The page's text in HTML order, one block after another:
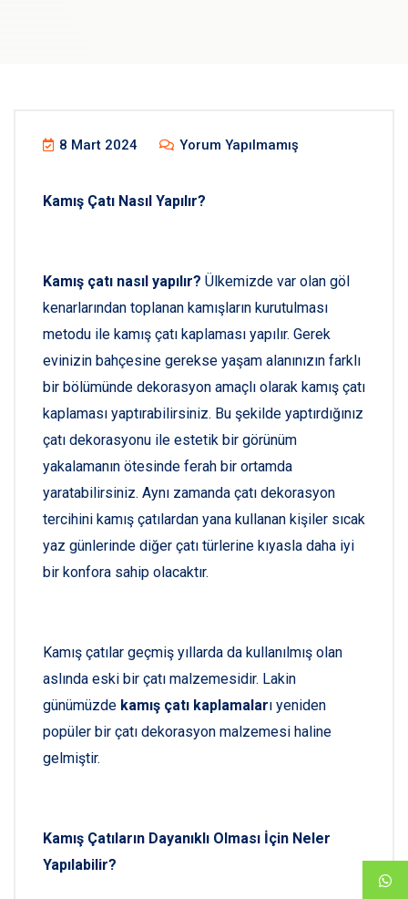
8 Mart 2024 Yorum Yapılmamış
Kamış Çatı Nasıl Yapılır?
Kamış çatı nasıl yapılır? Ülkemizde var olan göl
kenarlarından toplanan kamışların kurutulması
metodu ile kamış çatı kaplaması yapılır. Gerek
evinizin bahçesine gerekse yaşam alanınızın farklı
bir bölümünde dekorasyon amaçlı olarak kamış çatı
kaplaması yaptırabilirsiniz. Bu şekilde yaptırdığınız
çatı dekorasyonu ile estetik bir görünüm
yakalamanın ötesinde ferah bir ortamda
yaratabilirsiniz. Aynı zamanda çatı dekorasyon
tercihini kamış çatılardan yana kullanan kişiler sıcak
yaz günlerinde diğer çatı türlerine kıyasla daha iyi
bir konfora sahip olacaktır.
Kamış çatılar geçmiş yıllarda da kullanılmış olan
aslında eski bir çatı malzemesidir. Lakin
günümüzde kamış çatı kaplamaları yeniden
popüler bir çatı dekorasyon malzemesi haline
gelmiştir.
Kamış Çatıların Dayanıklı Olması İçin Neler
Yapılabilir?